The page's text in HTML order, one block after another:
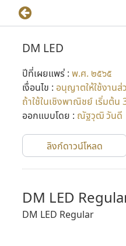
DM LED
ปีที่เผยแพร่ : พ.ศ. ๒๕๖๕
เงื่อนไข : อนุญาตให้ใช้งาน
ถ้าใช้ในเชิงพาณิชย์ เริ่มต้น
ออกแบบโดย : ณัฐวุฒิ วันดี
ลิงก์ดาวน์โหลด
DM LED
DM LED Regular